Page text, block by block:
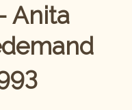
Anita